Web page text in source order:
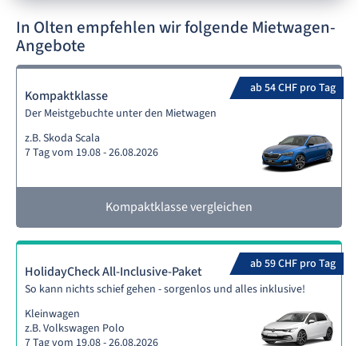
In Olten empfehlen wir folgende Mietwagen-
Angebote
ab 54 CHF pro Tag
Kompaktklasse
Der Meistgebuchte unter den Mietwagen
z.B. Skoda Scala
7 Tag vom 19.08 - 26.08.2026
Kompaktklasse vergleichen
ab 59 CHF pro Tag
HolidayCheck All-Inclusive-Paket
So kann nichts schief gehen - sorgenlos und alles inklusive!
Kleinwagen
z.B. Volkswagen Polo
7 Tag vom 19.08 - 26.08.2026